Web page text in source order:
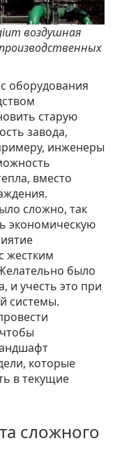
воздушная
оборудования
старую
завода,
инженеры
вместо
сложно, так
экономическую
жестким
было
и учесть это при
системы.
которые
в текущие
сложного